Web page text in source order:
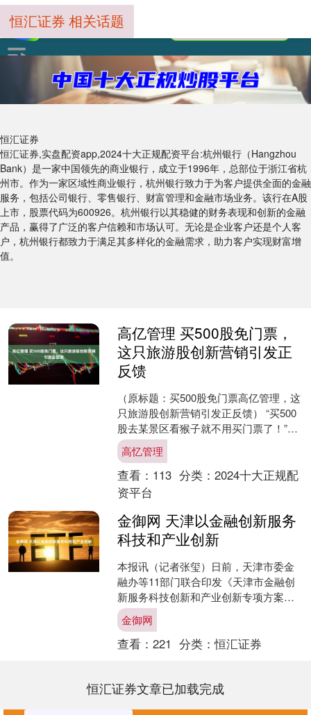
恒汇证券
恒汇证券,实盘配资app,2024十大正规配资平台:杭州银行（Hangzhou
Bank）是一家中国领先的商业银行，成立于1996年，总部位于浙江省杭
州市。作为一家区域性商业银行，杭州银行致力于为客户提供全面的金融
服务，包括公司银行、零售银行、财富管理和金融市场业务。该行在A股
上市，股票代码为600926。杭州银行以其稳健的财务表现和创新的金融
产品，赢得了广泛的客户信赖和市场认可。无论是企业客户还是个人客
户，杭州银行都致力于满足其多样化的金融需求，助力客户实现财富增
值。
恒汇证券 相关话题
高亿管理 买500股免门票，
这只旅游股创新营销引发正
反馈
（原标题：买500股免门票高亿管理，这
只旅游股创新营销引发正反馈） “买500
股去某景区看猴子就不用买门票了！”岁
末，某旅游类上市公司的亲民举措引发
股民和老百姓....
高忆管理
查看： 113 分类： 2024十大正规配
资平台
金御网 天津以金融创新服务
科技和产业创新
本报讯（记者张玺）日前，天津市委金
融办等11部门联合印发《天津市金融创
新服务科技创新和产业创新专项方案》
（以下简称《专项方案》）金御网，推
出45项具体措施金御网....
金御网
查看： 221 分类：恒汇证券
恒汇证券文章已加载完成